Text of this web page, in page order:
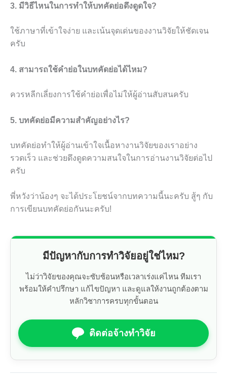
3. มีวิธีไหนในการทำให้บทคัดย่อดึงดูดใจ?
ใช้ภาษาที่เข้าใจง่าย และเน้นจุดเด่นของงานวิจัยให้ชัดเจน
ครับ
4. สามารถใช้คำย่อในบทคัดย่อได้ไหม?
ควรหลีกเลี่ยงการใช้คำย่อเพื่อไม่ให้ผู้อ่านสับสนครับ
5. บทคัดย่อมีความสำคัญอย่างไร?
บทคัดย่อทำให้ผู้อ่านเข้าใจเนื้อหางานวิจัยของเราอย่าง
รวดเร็ว และช่วยดึงดูดความสนใจในการอ่านงานวิจัยต่อไป
ครับ
พี่หวังว่าน้องๆ จะได้ประโยชน์จากบทความนี้นะครับ สู้ๆ กับ
การเขียนบทคัดย่อกันนะครับ!
มีปัญหากับการทำวิจัยอยู่ใช่ไหม?
ไม่ว่าวิจัยของคุณจะซับซ้อนหรือเวลาเร่งแค่ไหน ทีมเรา
พร้อมให้คำปรึกษา แก้ไขปัญหา และดูแลให้งานถูกต้องตาม
หลักวิชาการครบทุกขั้นตอน
ติดต่อจ้างทำวิจัย